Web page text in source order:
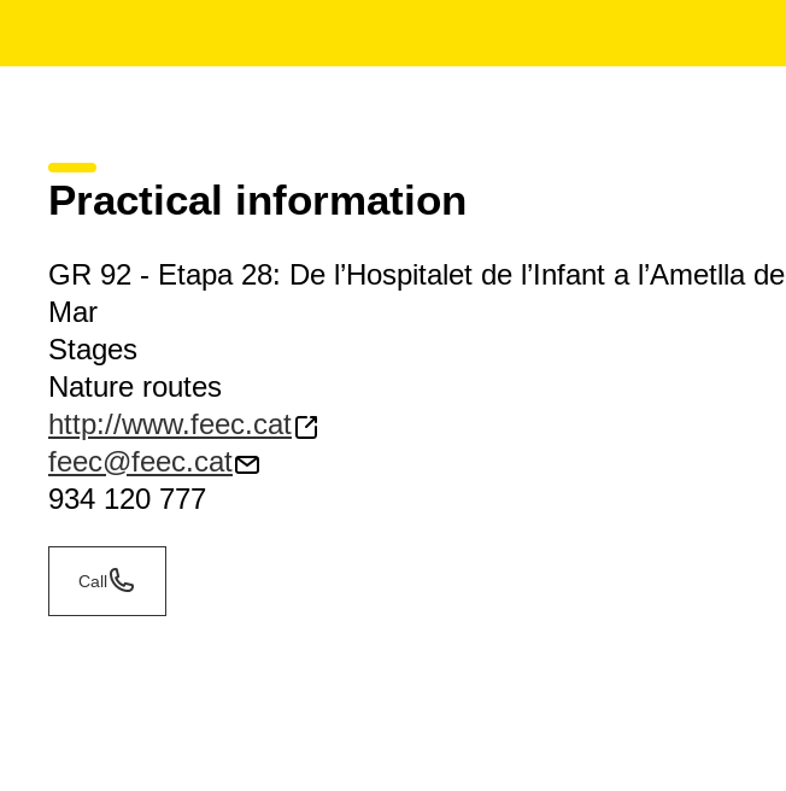
Practical information
GR 92 - Etapa 28: De l’Hospitalet de l’Infant a l’Ametlla de
Mar
Stages
Nature routes
http://www.feec.cat
feec@feec.cat
934 120 777
Call